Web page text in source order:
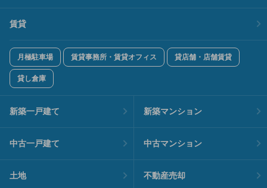
賃貸
月極駐車場 賃貸事務所・賃貸オフィス 貸店舗・店舗賃貸
貸し倉庫
新築一戸建て 新築マンション
中古一戸建て 中古マンション
土地 不動産売却